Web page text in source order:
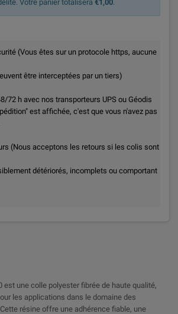
Votre panier totalisera €1,00.
(Vous êtes sur un protocole https, aucune
être interceptées par un tiers)
72 h avec nos transporteurs UPS ou Géodis
est affichée, c'est que vous n'avez pas
(Nous acceptons les retours si les colis sont
détériorés, incomplets ou comportant
est une colle polyester fibrée de haute qualité,
les applications dans le domaine des
résine offre une adhérence fiable, une